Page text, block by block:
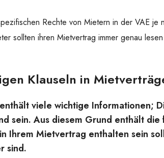
Rechte von Mietern in der VAE je
sollten ihren Mietvertrag immer genau
Klauseln in
viele wichtige Informationen;
sein. Aus diesem Grund enthält
Ihrem Mietvertrag enthalten sein
sind.